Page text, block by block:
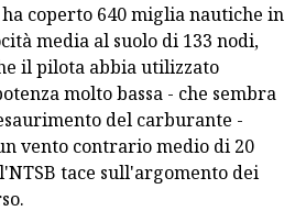
coperto 640 miglia nautiche in
media al suolo di 133 nodi,
il pilota abbia utilizzato
molto bassa - che sembra
del carburante -
vento contrario medio di 20
tace sull'argomento dei